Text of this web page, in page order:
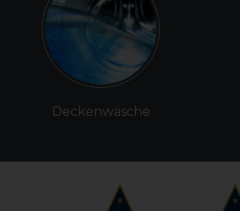
Deckenwäsche